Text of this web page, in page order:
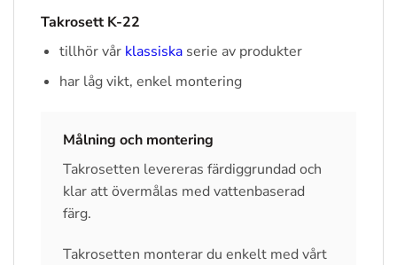
Takrosett K-22
tillhör vår klassiskaserie av produkter
har låg vikt, enkel montering
Målning och montering
Takrosetten levereras färdiggrundad och
klar att övermålas med vattenbaserad
färg.
Takrosetten monterar du enkelt med vårt